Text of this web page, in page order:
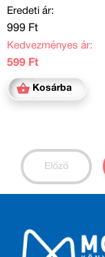
Eredeti ár:
999 Ft
Kedvezményes ár:
599 Ft
Kosárba
Előző